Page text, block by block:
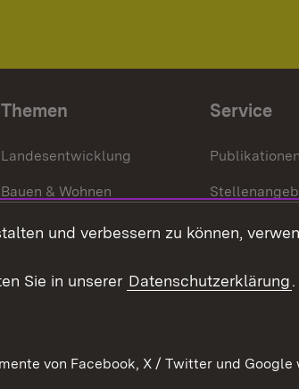
Themen
Landesentwicklung
Bauen & Wohnen
Städtebau
Service
Publikationen
Kontakt
und verbessern zu können,
Sie in unserer Datenschutzerklärung.
von Facebook, X / Twitter und